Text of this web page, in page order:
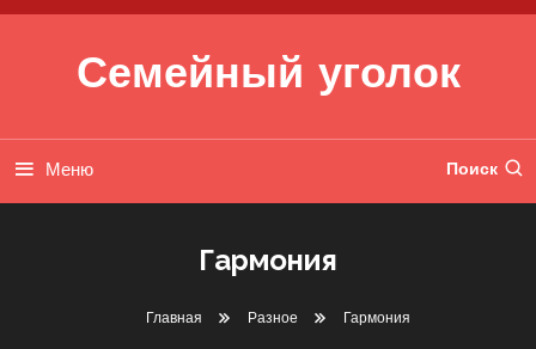
Перейти к содержимому
Семейный уголок
Меню Поиск
Гармония
Главная Разное Гармония